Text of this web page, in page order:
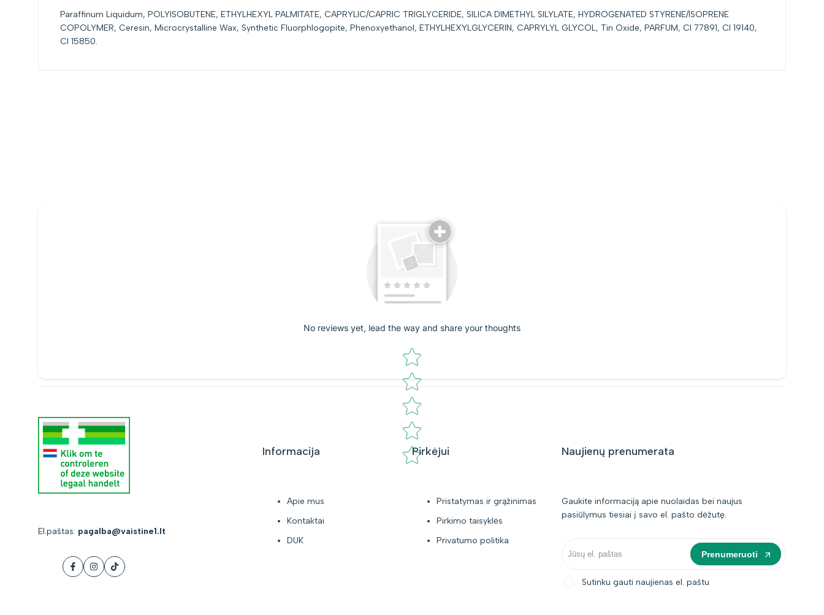
Paraffinum Liquidum, POLYISOBUTENE, ETHYLHEXYL PALMITATE, CAPRYLIC/CAPRIC TRIGLYCERIDE, SILICA DIMETHYL SILYLATE, HYDROGENATED STYRENE/ISOPRENE
COPOLYMER, Ceresin, Microcrystalline Wax, Synthetic Fluorphlogopite, Phenoxyethanol, ETHYLHEXYLGLYCERIN, CAPRYLYL GLYCOL, Tin Oxide, PARFUM, CI 77891, CI 19140,
CI 15850.
No reviews yet, lead the way and share your thoughts
Star rating
El.paštas: pagalba@vaistine1.lt
Facebook
Instagram
Tiktok
Informacija
Apie mus
Kontaktai
DUK
Pirkėjui
Pristatymas ir grąžinimas
Pirkimo taisyklės
Privatumo politika
Naujienų prenumerata
Gaukite informaciją apie nuolaidas bei naujus
pasiūlymus tiesiai į savo el. pašto dėžutę.
Prenumeruoti
Sutinku gauti naujienas el. paštu